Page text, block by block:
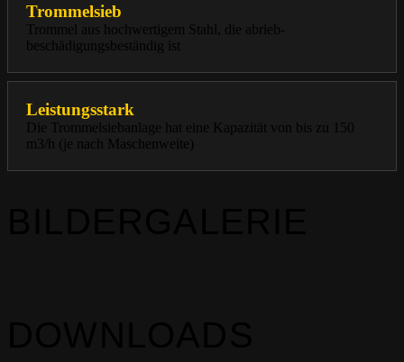
Trommelsieb
Trommel aus hochwertigem Stahl, die abrieb-
beschädigungsbeständig ist
Leistungsstark
Die Trommelsiebanlage hat eine Kapazität von bis zu 150
m3/h (je nach Maschenweite)